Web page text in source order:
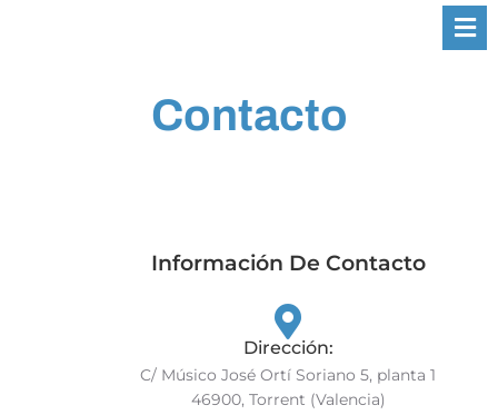
Contacto
Información De Contacto
Dirección:
C/ Músico José Ortí Soriano 5, planta 1
46900, Torrent (Valencia)